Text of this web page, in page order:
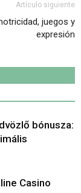
Artículo siguiente
juegos y
expresión
bónusza:
Casino